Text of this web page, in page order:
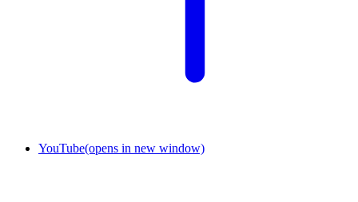
YouTube(opens in new window)